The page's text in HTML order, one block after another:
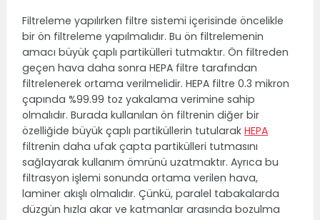
Filtreleme yapılırken filtre sistemi içerisinde öncelikle
bir ön filtreleme yapılmalıdır. Bu ön filtrelemenin
amacı büyük çaplı partikülleri tutmaktır. Ön filtreden
geçen hava daha sonra HEPA filtre tarafından
filtrelenerek ortama verilmelidir. HEPA filtre 0.3 mikron
çapında %99.99 toz yakalama verimine sahip
olmalıdır. Burada kullanılan ön filtrenin diğer bir
özelliğide büyük çaplı partiküllerin tutularakHEPA
filtrenin daha ufak çapta partikülleri tutmasını
sağlayarak kullanım ömrünü uzatmaktır. Ayrıca bu
filtrasyon işlemi sonunda ortama verilen hava,
laminer akışlı olmalıdır. Çünkü, paralel tabakalarda
düzgün hızla akar ve katmanlar arasında bozulma